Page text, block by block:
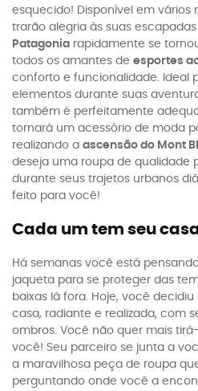
esquecido! Disponível em vários
trarão alegria às suas
Patagonia rapidamente se
todos os amantes de esportes
conforto e funcionalidade. Ideal
elementos durante suas
também é perfeitamente
tornará um acessório de moda
realizando a ascensão do Mont
deseja uma roupa de qualidade
durante seus trajetos urbanos
feito para você!
Cada um tem seu
Há semanas você está
jaqueta para se proteger das
baixas lá fora. Hoje, você
casa, radiante e realizada, com
ombros. Você não quer mais
você! Seu parceiro se junta a
a maravilhosa peça de roupa
perguntando onde você a